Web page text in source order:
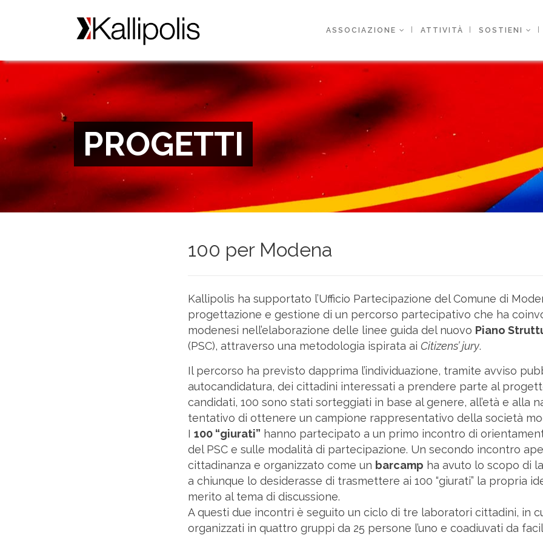
ASSOCIAZIONE ATTIVITÀ SOSTIENI
PROGETTI
100 per Modena
Kallipolis ha supportato l’Ufficio Partecipazione del Comune di
progettazione e gestione di un percorso partecipativo che ha
modenesi nell’elaborazione delle linee guida del nuovo Piano
(PSC), attraverso una metodologia ispirata aiCitizens’ jury.
Il percorso ha previsto dapprima l’individuazione, tramite avviso
autocandidatura, dei cittadini interessati a prendere parte al
candidati, 100 sono stati sorteggiati in base al genere, all’età e alla
tentativo di ottenere un campione rappresentativo della società
I100 “giurati” hanno partecipato a un primo incontro di
del PSC e sulle modalità di partecipazione. Un secondo incontro
cittadinanza e organizzato come un barcamp ha avuto lo scopo di
a chiunque lo desiderasse di trasmettere ai 100 “giurati” la propria
merito al tema di discussione.
A questi due incontri è seguito un ciclo di tre laboratori cittadini, in
organizzati in quattro gruppi da 25 persone l’uno e coadiuvati da